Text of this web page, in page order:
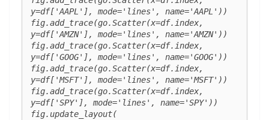
y=df['AAPL'], mode='lines', name='AAPL'))
fig.add_trace(go.Scatter(x=df.index,
y=df['AMZN'], mode='lines', name='AMZN'))
fig.add_trace(go.Scatter(x=df.index,
y=df['GOOG'], mode='lines', name='GOOG'))
fig.add_trace(go.Scatter(x=df.index,
y=df['MSFT'], mode='lines', name='MSFT'))
fig.add_trace(go.Scatter(x=df.index,
y=df['SPY'], mode='lines', name='SPY'))
fig.update_layout(